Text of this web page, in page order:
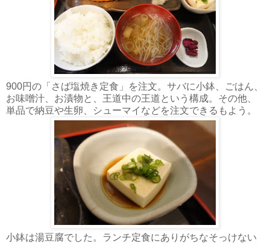
900円の「さば塩焼き定食」を注文。サバに小鉢、ごはん、
お味噌汁、お漬物と、王道中の王道という構成。その他、
単品で納豆や生卵、シューマイなどを注文できるもよう。
小鉢は湯豆腐でした。ランチ定食にありがちなそっけない